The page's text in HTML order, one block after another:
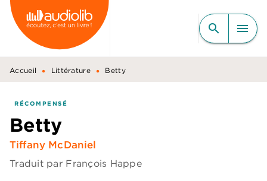
MENU RECHERCHE
CONTENU
PIED DE PAGE
search menu
Accueil • Littérature • Betty
RÉCOMPENSÉ
Betty
Tiffany McDaniel
Traduit par François Happe